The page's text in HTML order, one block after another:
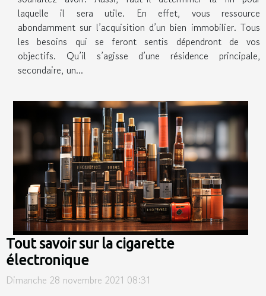
laquelle il sera utile. En effet, vous ressource
abondamment sur l’acquisition d’un bien immobilier. Tous
les besoins qui se feront sentis dépendront de vos
objectifs. Qu’il s’agisse d’une résidence principale,
secondaire, un...
Tout savoir sur la cigarette
électronique
Dimanche 28 novembre 2021 08:31